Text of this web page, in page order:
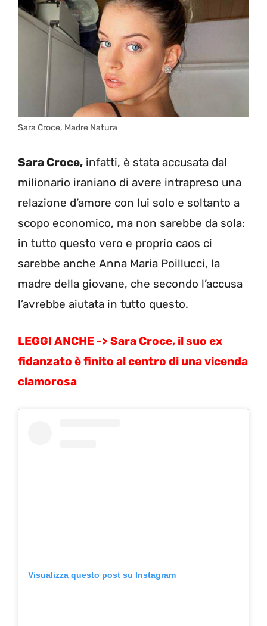
Sara Croce, Madre Natura
Sara Croce, infatti, è stata accusata dal
milionario iraniano di avere intrapreso una
relazione d’amore con lui solo e soltanto a
scopo economico, ma non sarebbe da sola:
in tutto questo vero e proprio caos ci
sarebbe anche Anna Maria Poillucci, la
madre della giovane, che secondo l’accusa
l’avrebbe aiutata in tutto questo.
LEGGI ANCHE ->Sara Croce, il suo ex
fidanzato è finito al centro di una vicenda
clamorosa
Visualizza questo post su Instagram